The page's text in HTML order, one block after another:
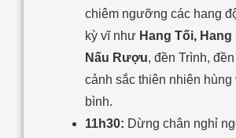
chiêm ngưỡng các hang
kỳ vĩ như Hang Tối,
Nấu Rượu, đền Trình,
cảnh sắc thiên nhiên hùng
bình.
11h30: Dừng chân nghỉ